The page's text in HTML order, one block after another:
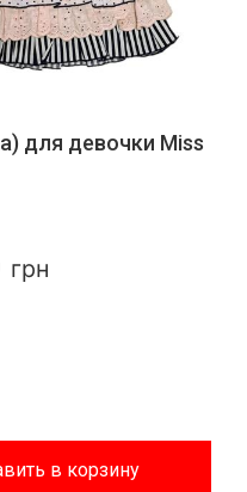
для девочки Miss
в корзину